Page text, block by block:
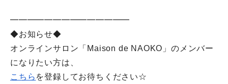
━━━━━━━━━━━━━━
◆お知らせ◆
オンラインサロン「Maison de NAOKO」のメンバー
になりたい方は、
こちら を登録してお待ちください☆